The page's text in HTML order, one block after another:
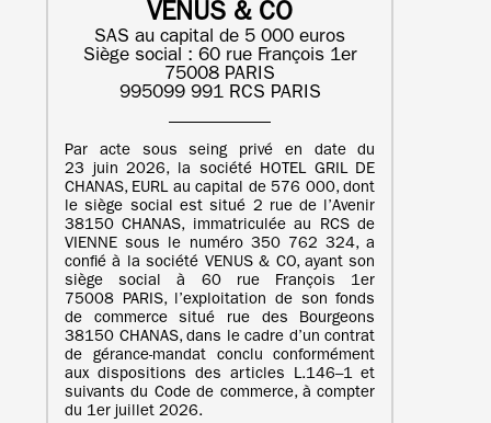
VENUS & CO
SAS au capital de 5 000 euros
Siège social : 60 rue François 1er
75008 PARIS
995099 991 RCS PARIS
Par acte sous seing privé en date du
23 juin 2026, la société HOTEL GRIL DE
CHANAS, EURL au capital de 576 000, dont
le siège social est situé 2 rue de l’Avenir
38150 CHANAS, immatriculée au RCS de
VIENNE sous le numéro 350 762 324, a
confié à la société VENUS & CO, ayant son
siège social à 60 rue François 1er
75008 PARIS, l’exploitation de son fonds
de commerce situé rue des Bourgeons
38150 CHANAS, dans le cadre d’un contrat
de gérance-mandat conclu conformément
aux dispositions des articles L.146–1 et
suivants du Code de commerce, à compter
du 1er juillet 2026.